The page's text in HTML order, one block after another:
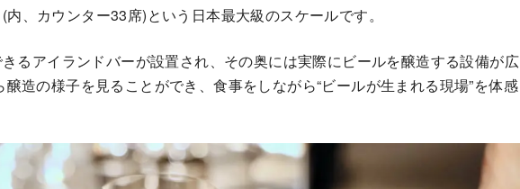
、カウンター33席)という日本最大級のスケールです。
るアイランドバーが設置され、その奥には実際にビールを醸造する設備が広
造の様子を見ることができ、食事をしながら“ビールが生まれる現場”を体感